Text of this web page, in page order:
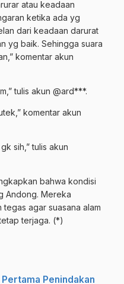
atau keadaan
ketika ada yg
dari keadaan darurat
yg baik. Sehingga suara
komentar akun
tulis akun @ard***.
komentar akun
sih,” tulis akun
bahwa kondisi
Andong. Mereka
agar suasana alam
terjaga. (*)
Penindakan